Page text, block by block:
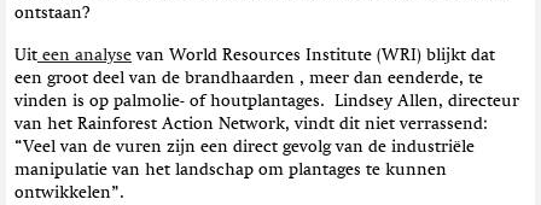
ontstaan?
Uit een analyse van World Resources Institute (WRI) blijkt dat
een groot deel van de brandhaarden , meer dan eenderde, te
vinden is op palmolie- of houtplantages. Lindsey Allen, directeur
van het Rainforest Action Network, vindt dit niet verrassend:
“Veel van de vuren zijn een direct gevolg van de industriële
manipulatie van het landschap om plantages te kunnen
ontwikkelen”.